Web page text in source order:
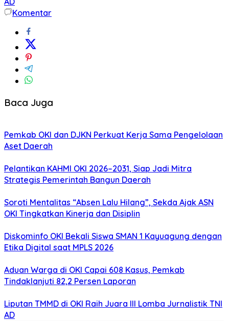
Komentar
Baca Juga
Pemkab OKI dan DJKN Perkuat Kerja Sama Pengelolaan
Aset Daerah
Pelantikan KAHMI OKI 2026–2031, Siap Jadi Mitra
Strategis Pemerintah Bangun Daerah
Soroti Mentalitas “Absen Lalu Hilang”, Sekda Ajak ASN
OKI Tingkatkan Kinerja dan Disiplin
Diskominfo OKI Bekali Siswa SMAN 1 Kayuagung dengan
Etika Digital saat MPLS 2026
Aduan Warga di OKI Capai 608 Kasus, Pemkab
Tindaklanjuti 82,2 Persen Laporan
Liputan TMMD di OKI Raih Juara III Lomba Jurnalistik TNI
AD